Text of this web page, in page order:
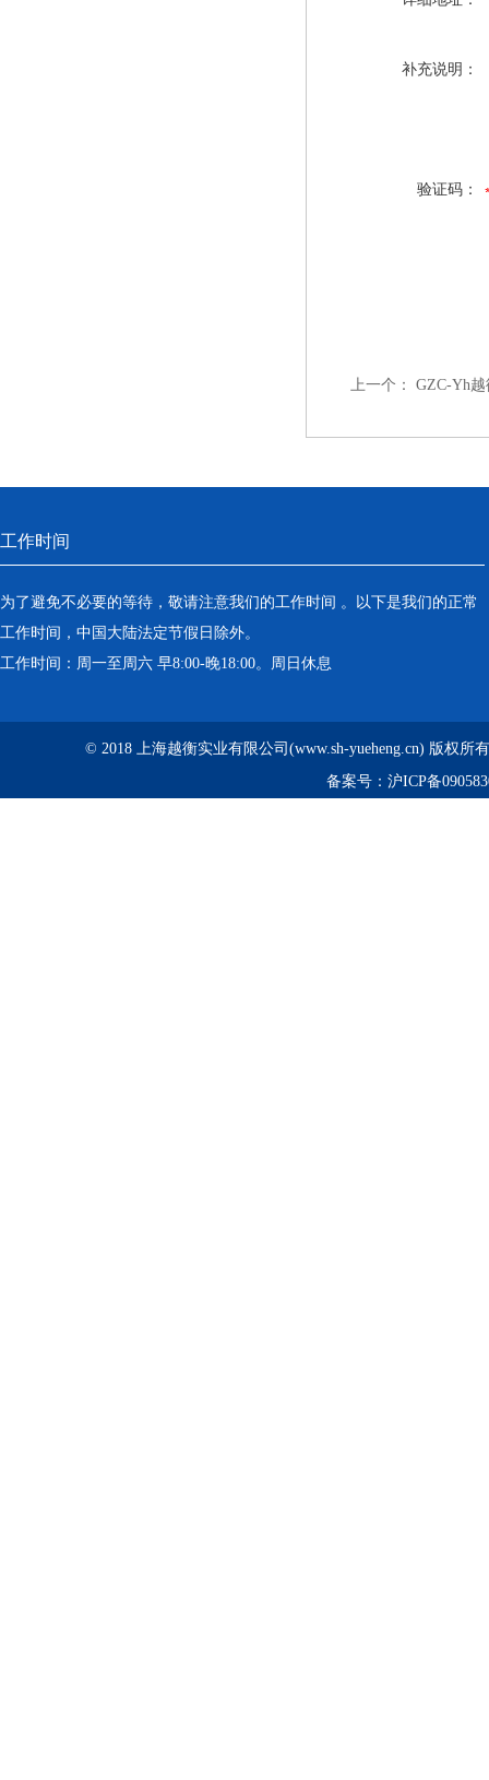
补充说明：
验证码：
上一个： GZC-Yh
工作时间
为了避免不必要的等待，敬请注意我们的工作时间 。以下是我们的正常
工作时间，中国大陆法定节假日除外。
工作时间：周一至周六 早8:00-晚18:00。周日休息
© 2018 上海越衡实业有限公司(www.sh-yueheng.cn) 版权所
备案号： 沪ICP备